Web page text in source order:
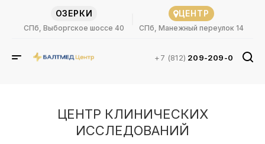
ОЗЕРКИ
СПб, Выборгское шоссе 40
ЦЕНТР
СПб, Манежный переулок 14
+7 (812) 209-209-0
ЦЕНТР КЛИНИЧЕСКИХ
ИССЛЕДОВАНИЙ